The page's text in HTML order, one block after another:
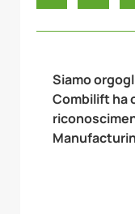
Siamo
Combilift ha